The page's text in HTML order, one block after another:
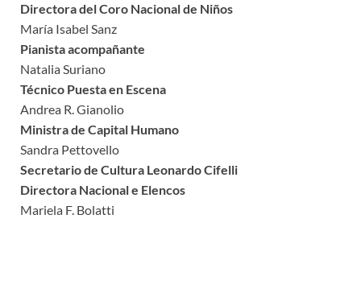
Directora del Coro Nacional de Niños
María Isabel Sanz
Pianista acompañante
Natalia Suriano
Técnico Puesta en Escena
Andrea R. Gianolio
Ministra de Capital Humano
Sandra Pettovello
Secretario de Cultura Leonardo Cifelli
Directora Nacional e Elencos
Mariela F. Bolatti